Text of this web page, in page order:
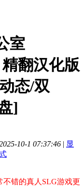
室
翻汉化版
态/双
]
10-1 07:37:46 | 显
不错的真人SLG游戏更